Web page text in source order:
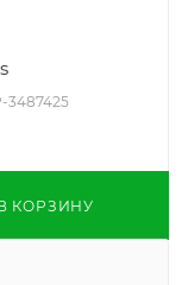
3487425
КОРЗИНУ